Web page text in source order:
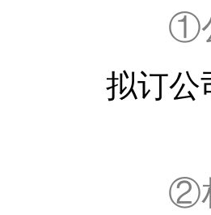
①
拟订
②